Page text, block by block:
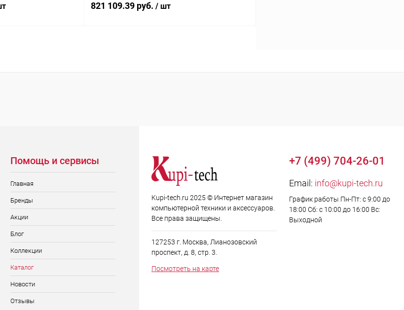
Сравнение
821 109.39 руб. / шт
Купить в 1 клик Сравнение
Помощь и сервисы
Главная
Бренды
Акции
Блог
Коллекции
Каталог
Новости
Отзывы
Kupi-tech.ru 2025 © Интернет магазин
компьютерной техники и аксессуаров.
Все права защищены.
127253 г. Москва, Лианозовский
проспект, д. 8, стр. 3.
Посмотреть на карте
+7 (499) 704-26-01
Email: info@kupi-tech.ru
График работы Пн-Пт: с 9:00 до
18:00 Сб: с 10:00 до 16:00 Вс:
Выходной